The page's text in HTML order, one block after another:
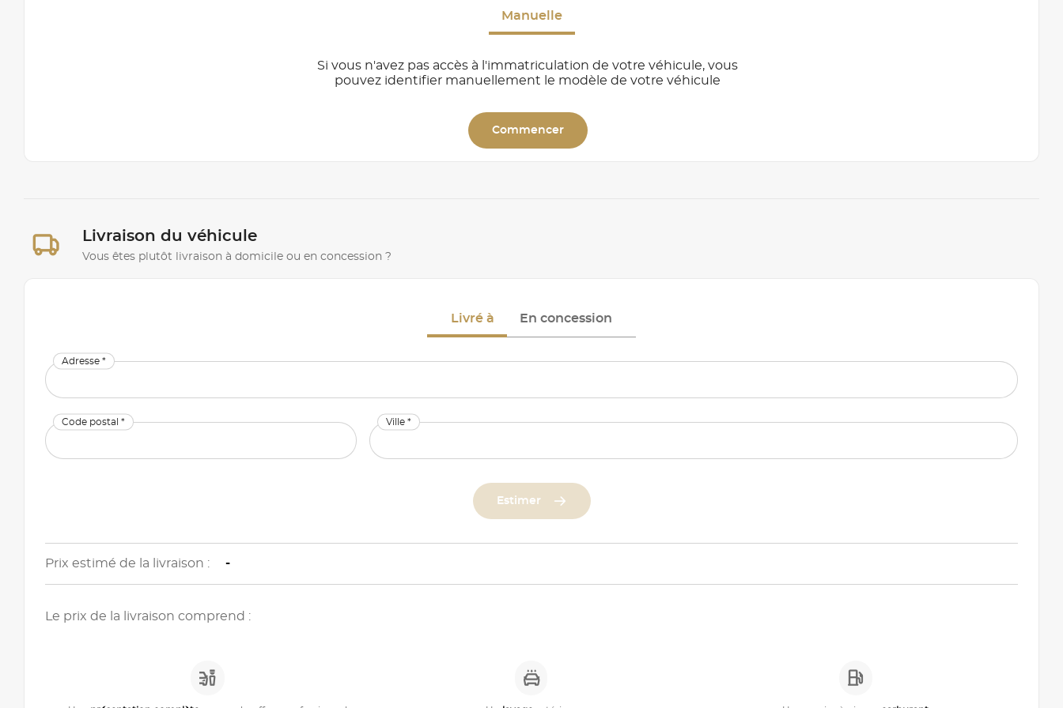
Manuelle
Si vous n'avez pas accès à l'immatriculation de votre véhicule, vous
pouvez identifier manuellement le modèle de votre véhicule
Commencer
Livraison du véhicule
Vous êtes plutôt livraison à domicile ou en concession ?
Livré à En concession
Adresse *
Code postal * Ville *
Estimer
Prix estimé de la livraison : -
Le prix de la livraison comprend :